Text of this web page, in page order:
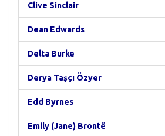
Clive Sinclair
Dean Edwards
Delta Burke
Derya Taşçı Özyer
Edd Byrnes
Emily (Jane) Brontë